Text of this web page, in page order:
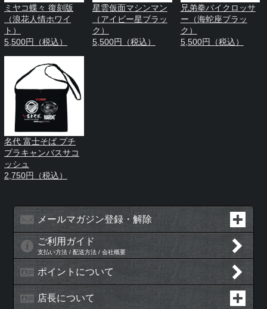
ミヤコ蝶々 復刻版
（浪花人情ホワイ
ト）
5,500円（税込）
星雲仮面マシンマン
（アイビー星ブラッ
ク）
5,500円（税込）
兄弟拳バイクロッサ
ー（海蛇座ブラッ
ク）
5,500円（税込）
名代 富士そば プチ
プラキャンバスサコ
ッシュ
2,750円（税込）
メールマガジン登録・解除
ご利用ガイド
支払い方法 / 配送方法 / 会社概要
ポイントについて
店長について